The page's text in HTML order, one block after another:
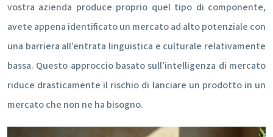
vostra azienda produce proprio quel tipo di componente,
avete appena identificato un mercato ad alto potenziale con
una barriera all’entrata linguistica e culturale relativamente
bassa. Questo approccio basato sull’intelligenza di mercato
riduce drasticamente il rischio di lanciare un prodotto in un
mercato che non ne ha bisogno.